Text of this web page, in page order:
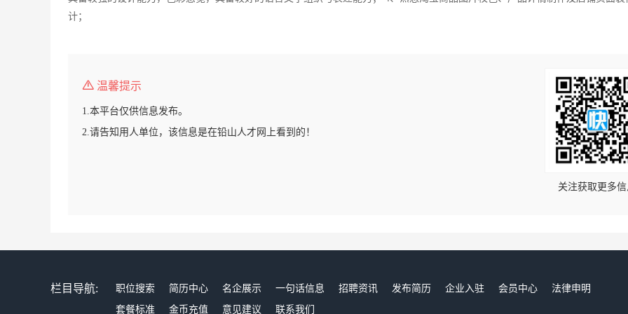
计；
温馨提示
1.本平台仅供信息发布。
2.请告知用人单位，该信息是在铅山人才网上看到的！
关注获取更多
栏目导航: 职位搜索 简历中心 名企展示 一句话信息 招聘资讯 发布简历 企业入驻 会员中心
法律申明
套餐标准
金币充值 意见建议 联系我们